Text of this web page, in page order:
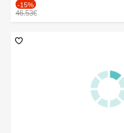
-15%
46.53€